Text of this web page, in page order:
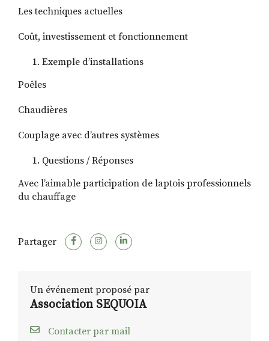
Les techniques actuelles
Coût, investissement et fonctionnement
Exemple d’installations
Poêles
Chaudières
Couplage avec d’autres systèmes
Questions / Réponses
Avec l’aimable participation de laptois professionnels
du chauffage
Partager
Un événement proposé par
Association SEQUOIA
Contacter par mail